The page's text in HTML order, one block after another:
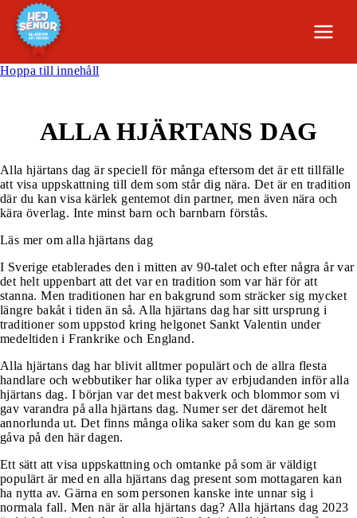
Hoppa till innehåll
ALLA HJÄRTANS DAG
Alla hjärtans dag är speciell för många eftersom det är ett tillfälle
att visa uppskattning till dem som står dig nära. Det är en tradition
där du kan visa kärlek gentemot din partner, men även nära och
kära överlag. Inte minst barn och barnbarn förstås.
Läs mer om alla hjärtans dag
I Sverige etablerades den i mitten av 90-talet och efter några år var
det helt uppenbart att det var en tradition som var här för att
stanna. Men traditionen har en bakgrund som sträcker sig mycket
längre bakåt i tiden än så. Alla hjärtans dag har sitt ursprung i
traditioner som uppstod kring helgonet Sankt Valentin under
medeltiden i Frankrike och England.
Alla hjärtans dag har blivit alltmer populärt och de allra flesta
handlare och webbutiker har olika typer av erbjudanden inför alla
hjärtans dag. I början var det mest bakverk och blommor som vi
gav varandra på alla hjärtans dag. Numer ser det däremot helt
annorlunda ut. Det finns många olika saker som du kan ge som
gåva på den här dagen.
Ett sätt att visa uppskattning och omtanke på som är väldigt
populärt är med en alla hjärtans dag present som mottagaren kan
ha nytta av. Gärna en som personen kanske inte unnar sig i
normala fall. Men när är alla hjärtans dag? Alla hjärtans dag 2023